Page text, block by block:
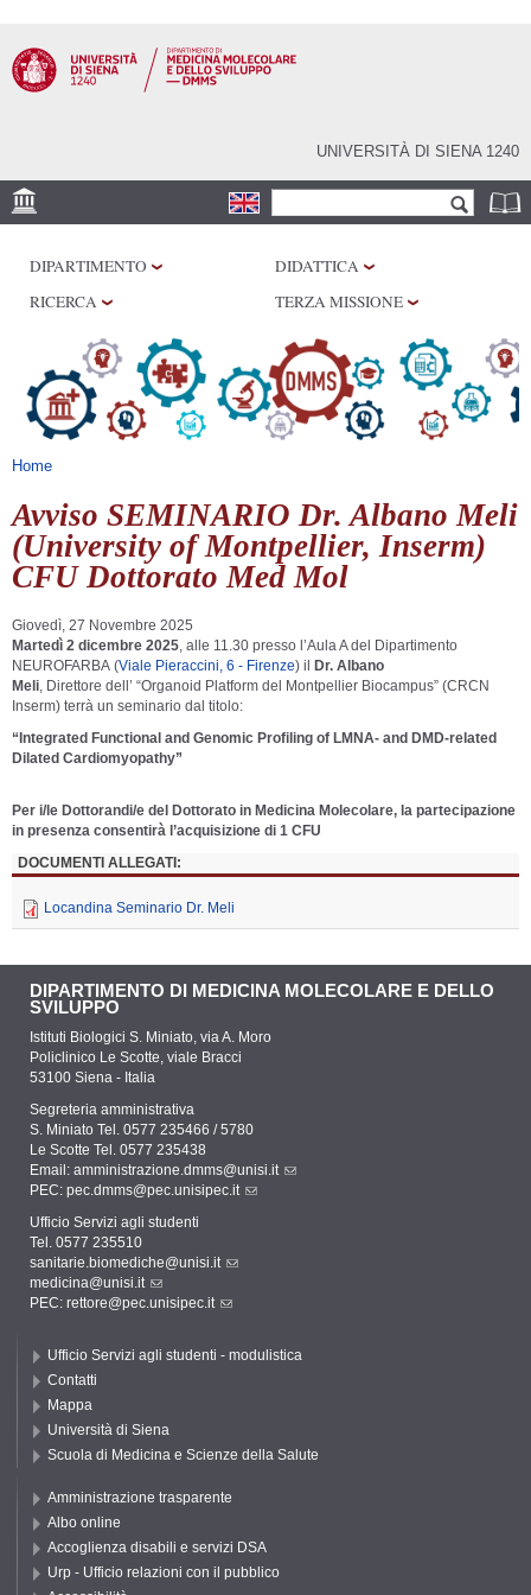
contenuto
principale
UNIVERSITÀ DI SIENA 1240
Form di ricerca
CENTRI DI RICERCA
LABORATORI
BIBLIOTECHE
SERVIZI
DIPARTIMENTO
DIDATTICA
RICERCA
TERZA MISSIONE
Tu sei qui
Home
Avviso SEMINARIO Dr. Albano Meli
(University of Montpellier, Inserm)
CFU Dottorato Med Mol
Giovedì, 27 Novembre 2025
Martedì 2 dicembre 2025, alle 11.30 presso l ’Aula A del Dipartimento
NEUROFARBA (Viale Pieraccini, 6 - Firenze) il
Dr. Albano
Meli, Direttore dell’ “Organoid Platform del Montpellier Biocampus” (CRCN
Inserm) terrà un seminario dal titolo:
“Integrated Functional and Genomic Profiling of LMNA- and DMD-related
Dilated Cardiomyopathy”
Per i/le Dottorandi/e del Dottorato in Medicina Molecolare, la partecipazione
in presenza consentirà l’acquisizione di 1 CFU
DOCUMENTI ALLEGATI:
Locandina Seminario Dr. Meli
DIPARTIMENTO DI MEDICINA MOLECOLARE E DELLO
SVILUPPO
Istituti Biologici S. Miniato, via A. Moro
Policlinico Le Scotte, viale Bracci
53100 Siena - Italia
Segreteria amministrativa
S. Miniato Tel. 0577 235466 / 5780
Le Scotte Tel. 0577 235438
Email: amministrazione.dmms@unisi.it
PEC: pec.dmms@pec.unisipec.it
Ufficio Servizi agli studenti
Tel. 0577 235510
sanitarie.biomediche@unisi.it
medicina@unisi.it
PEC: rettore@pec.unisipec.it
Ufficio Servizi agli studenti - modulistica
Contatti
Mappa
Università di Siena
Scuola di Medicina e Scienze della Salute
Amministrazione trasparente
Albo online
Accoglienza disabili e servizi DSA
Urp - Ufficio relazioni con il pubblico